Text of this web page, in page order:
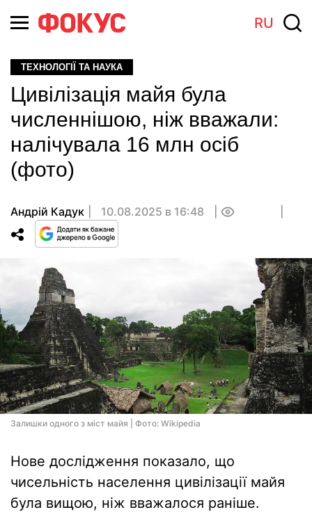
RU
ТЕХНОЛОГІЇ ТА НАУКА
Цивілізація майя була
численнішою, ніж вважали:
налічувала 16 млн осіб
(фото)
Андрій Кадук 10.08.2025 в 16:48
Залишки одного з міст майя | Фото: Wikipedia
Нове дослідження показало, що
чисельність населення цивілізації майя
була вищою, ніж вважалося раніше.